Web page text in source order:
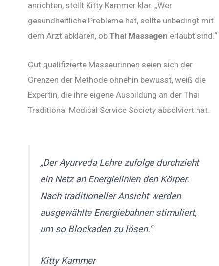
anrichten, stellt Kitty Kammer klar. „Wer
gesundheitliche Probleme hat, sollte unbedingt mit
dem Arzt abklären, obThai Massagen erlaubt sind.“
Gut qualifizierte Masseurinnen seien sich der
Grenzen der Methode ohnehin bewusst, weiß die
Expertin, die ihre eigene Ausbildung an der Thai
Traditional Medical Service Society absolviert hat.
„Der Ayurveda Lehre zufolge durchzieht
ein Netz an Energielinien den Körper.
Nach traditioneller Ansicht werden
ausgewählte Energiebahnen stimuliert,
um so Blockaden zu lösen.“
Kitty Kammer